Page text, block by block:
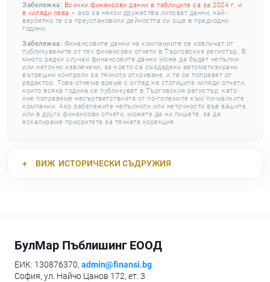
Забележка: Всички финансови данни в таблиците са за 2024 г. и
в хиляди лева – ако за някои дружества липсват данни, най-
вероятно те са преустановили дейността си още в предходни
години.
Забележка: Финансовите данни на компаниите се извличат от
публикуваните от тях финансови отчети в Търговския регистър. В
много редки случаи финансовите данни може да бъдат непълни
или неточно извлечени, за което са създадени автоматизирани
вътрешни контроли за тяхното откриване, и те се поправят от
редактор. Това отнема време с оглед на стотиците хиляди отчети,
които всяка година се публикуват в Търговския регистър, като
ние поправяме несъответствията от по-големите към по-малките
компании. Ако забележите непълноти или неточности във вашите
или в други финансови отчети, можете да ни пишете, за да
ескалираме приоритета за тяхната корекция.
ВИЖ ИСТОРИЧЕСКИ СЪДРУЖИЯ
БулМар Пъблишинг ЕООД
ЕИК: 130876370, admin@finansi.bg
София, ул. Найчо Цанов 172, ет. 3